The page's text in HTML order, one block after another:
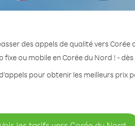
des appels de qualité vers
ou mobile en Corée du Nord ! -
pour obtenir les meilleurs prix